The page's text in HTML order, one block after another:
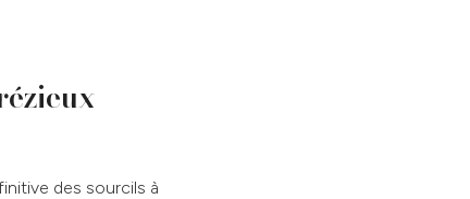
des sourcils à